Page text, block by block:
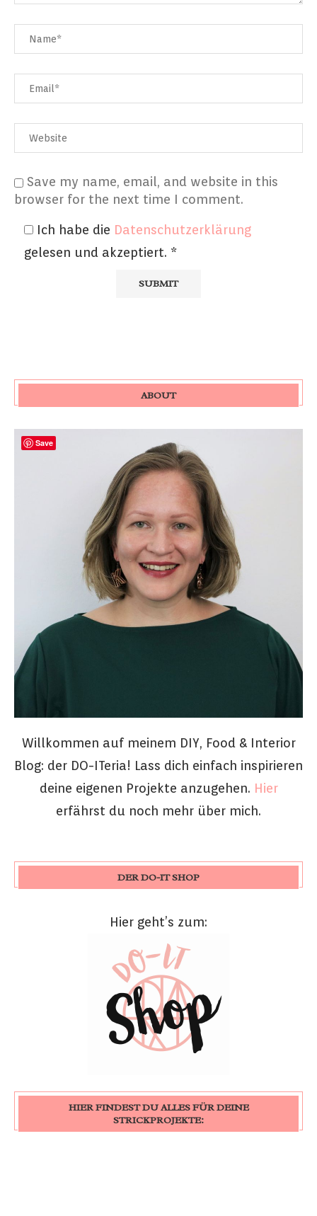
Save my name, email, and website in this
browser for the next time I comment.
Ich habe die Datenschutzerklärung
gelesen und akzeptiert. *
ABOUT
Willkommen auf meinem DIY, Food & Interior
Blog: der DO-ITeria! Lass dich einfach inspirieren
deine eigenen Projekte anzugehen. Hier
erfährst du noch mehr über mich.
DER DO-IT SHOP
Hier geht’s zum:
HIER FINDEST DU ALLES FÜR DEINE
STRICKPROJEKTE:
Save